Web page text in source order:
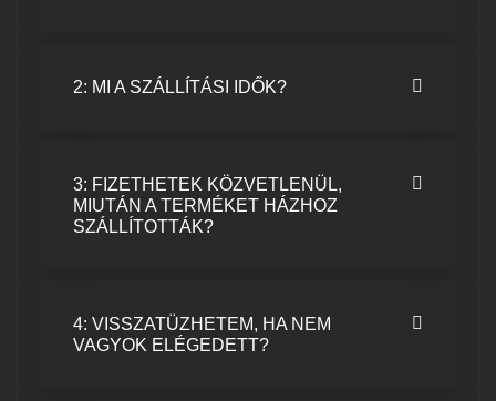
2: MI A SZÁLLÍTÁSI IDŐK?
3: FIZETHETEK KÖZVETLENÜL,
MIUTÁN A TERMÉKET HÁZHOZ
SZÁLLÍTOTTÁK?
4: VISSZATÜZHETEM, HA NEM
VAGYOK ELÉGEDETT?